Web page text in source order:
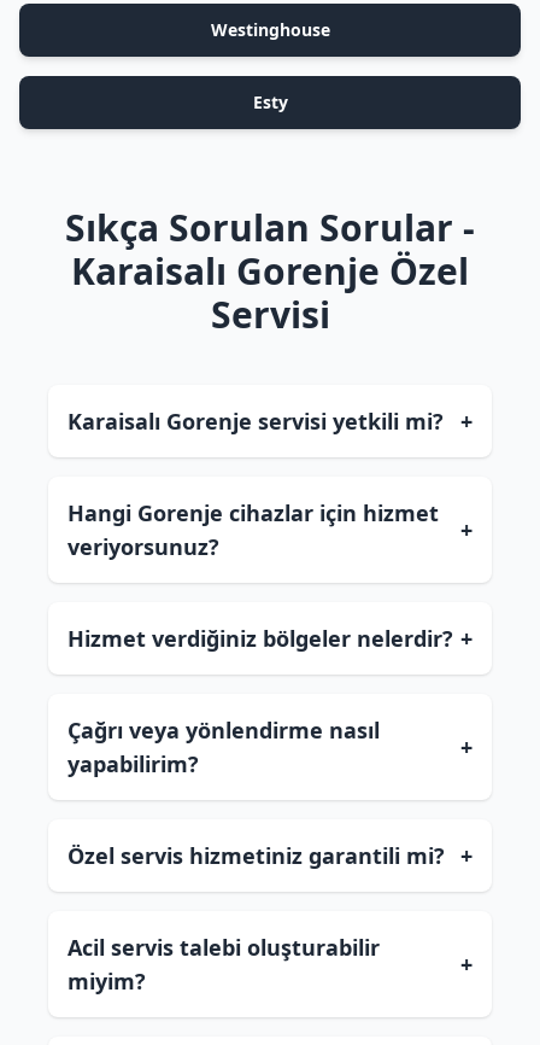
Westinghouse
Esty
Sıkça Sorulan Sorular -
Karaisalı Gorenje Özel
Servisi
Karaisalı Gorenje servisi yetkili mi? +
Hangi Gorenje cihazlar için hizmet
veriyorsunuz?
+
Hizmet verdiğiniz bölgeler nelerdir? +
Çağrı veya yönlendirme nasıl
yapabilirim?
+
Özel servis hizmetiniz garantili mi? +
Acil servis talebi oluşturabilir
miyim?
+